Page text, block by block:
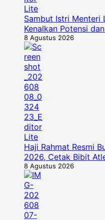
Sambut Istri Menteri
Kenalkan Potensi
8 Agustus 2026
Haji Rahmat Resmi
2026, Cetak Bibit
8 Agustus 2026